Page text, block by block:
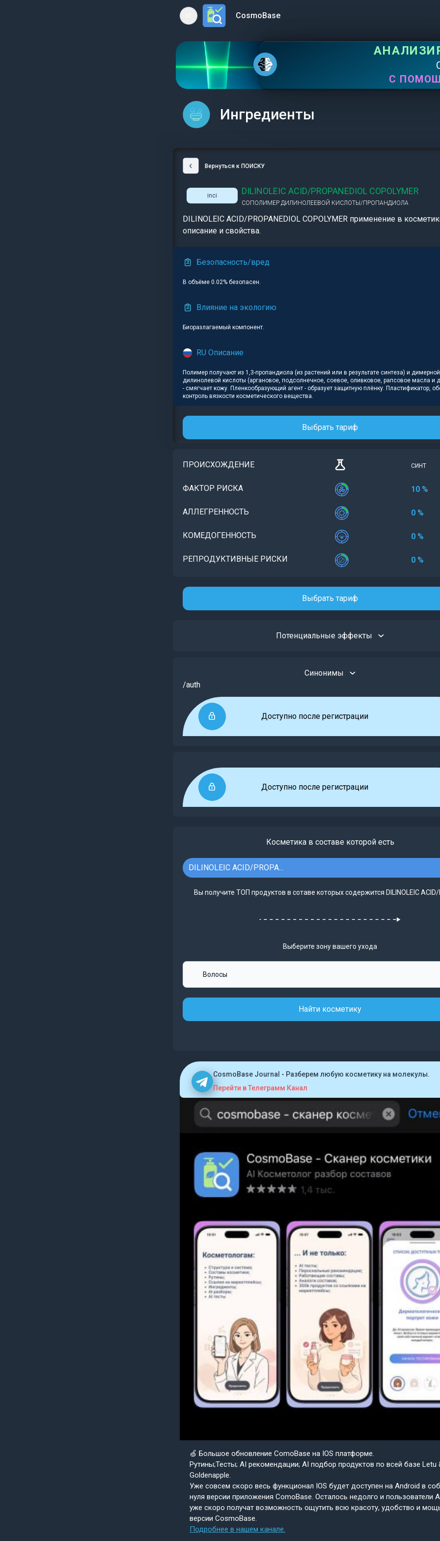
Open main menuCosmoBase
С
Ингредиенты
Вернуться к ПОИСКУ
inci DILINOLEIC ACID/PROPANEDIOL COPOLYMER
СОПОЛИМЕР ДИЛИНОЛЕЕВОЙ КИСЛОТЫ/ПРОПАНДИОЛА
DILINOLEIC ACID/PROPANEDIOL COPOLYMER применение в
описание и свойства.
Безопасность/вред
В объёме 0.02% безопасен.
Влияние на экологию
Биоразлагаемый компонент.
RU Описание
Полимер получают из 1,3-пропандиола (из растений или в результате синтеза) и димерной
дилинолевой кислоты (аргановое, подсолнечное, соевое, оливковое, рапсовое масла и
- смягчает кожу. Пленкообразующий агент - образует защитную плёнку. Пластификатор,
контроль вязкости косметического вещества.
Выбрать тариф
ПРОИСХОЖДЕНИЕ СИНТ
ФАКТОР РИСКА 10 %
АЛЛЕГРЕННОСТЬ 0 %
КОМЕДОГЕННОСТЬ 0 %
РЕПРОДУКТИВНЫЕ РИСКИ 0 %
Выбрать тариф
Потенциальные эффекты
Синонимы
/auth
Доступно после регистрации
Доступно после регистрации
Косметика в составе которой есть
DILINOLEIC ACID/PROPA...
Вы получите ТОП продуктов в сотаве которых содержится DILINOLEIC ACID/
Выберите зону вашего ухода
Найти косметику
CosmoBase Journal - Разберем любую косметику на молекулы.
Перейти в Телеграмм Канал
🍏 Большое обновление ComoBase на IOS платформе.
Рутины;Тесты; AI рекомендации; AI подбор продуктов по всей базе Letu
Goldenapple.
Уже совсем скоро весь функционал IOS будет доступен на Android в
нуля версии приложения ComoBase. Осталось недолго и пользователи
уже скоро получат возможность ощутить всю красоту, удобство и
версии CosmoBase.
Подробнее в нашем канале.